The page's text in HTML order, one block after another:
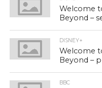
Welcome
Beyond –
DISNEY+
Welcome
Beyond –
BBC